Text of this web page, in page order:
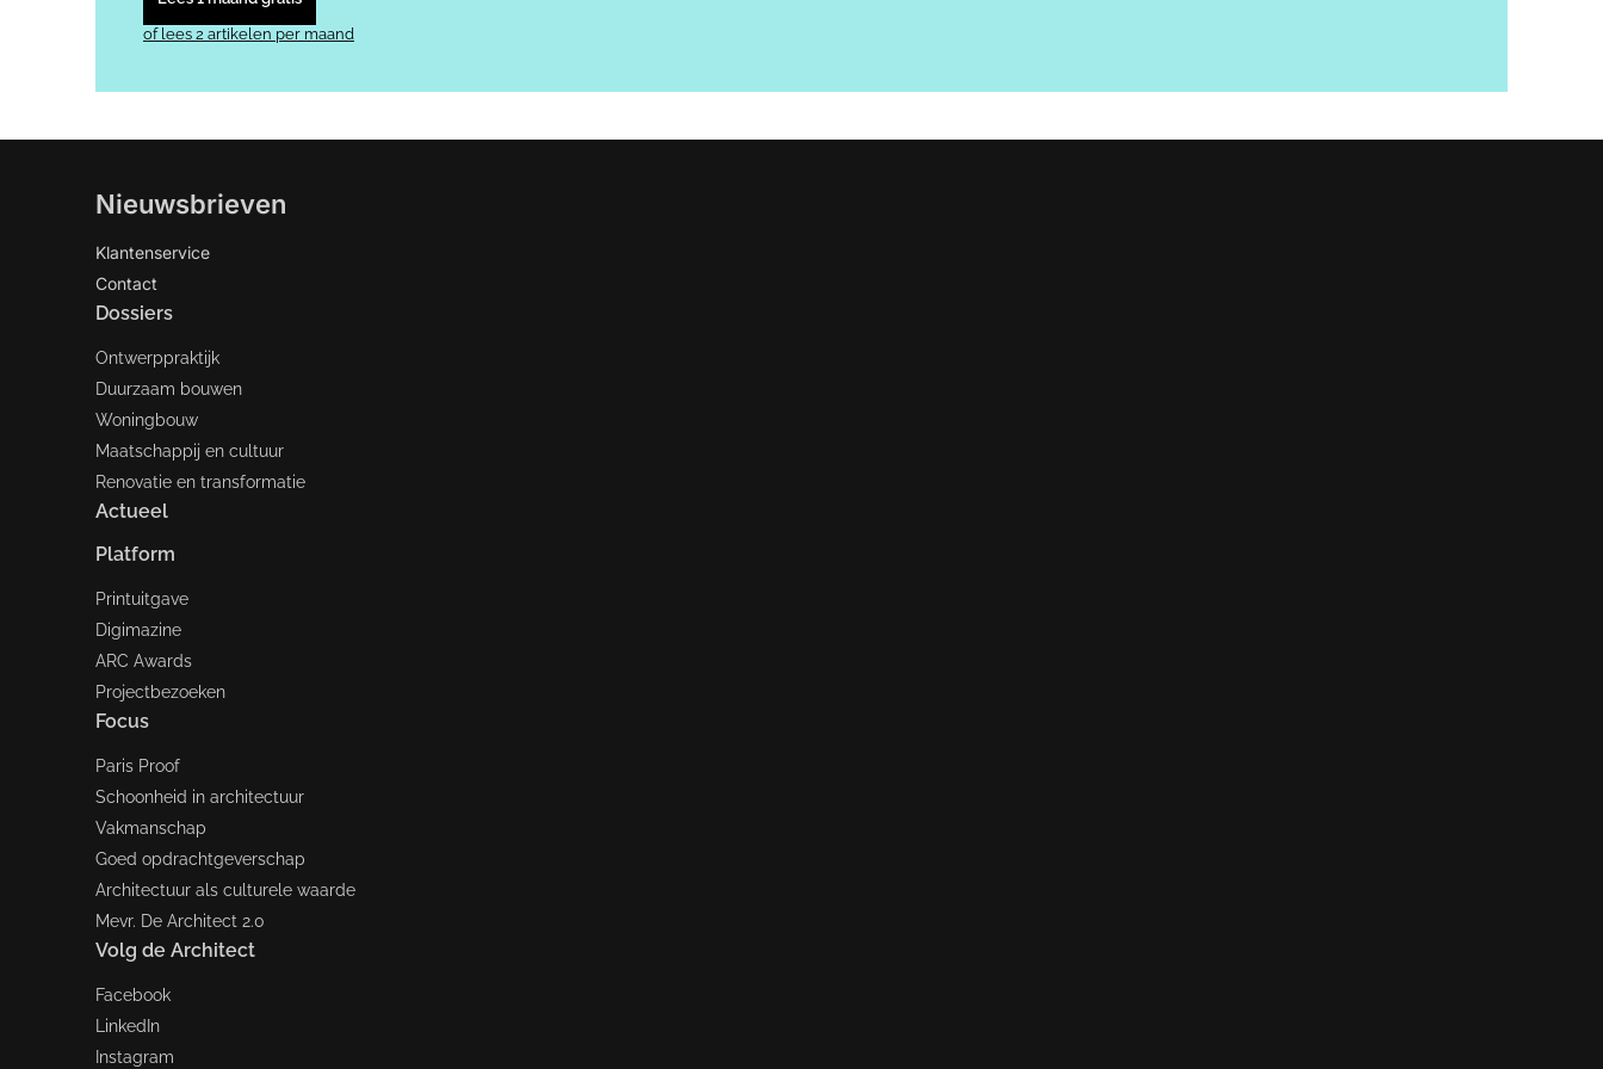
of lees 2 artikelen per maand
Nieuwsbrieven
Klantenservice
Contact
Dossiers
Ontwerppraktijk
Duurzaam bouwen
Woningbouw
Maatschappij en cultuur
Renovatie en transformatie
Actueel
Platform
Printuitgave
Digimazine
ARC Awards
Projectbezoeken
Focus
Paris Proof
Schoonheid in architectuur
Vakmanschap
Goed opdrachtgeverschap
Architectuur als culturele waarde
Mevr. De Architect 2.0
Volg de Architect
Facebook
LinkedIn
Instagram